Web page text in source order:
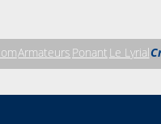
rate » le
Armateurs Ponant Le Lyrial